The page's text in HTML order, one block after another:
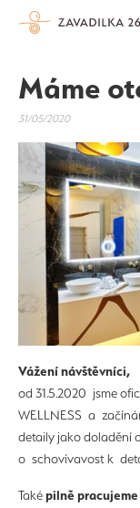
Máme
31/05/2020
Vážení návštěvníci,
od 31.5.2020 jsme
WELLNESS a
detaily jako doladění
o schovívavost k
Taképilně